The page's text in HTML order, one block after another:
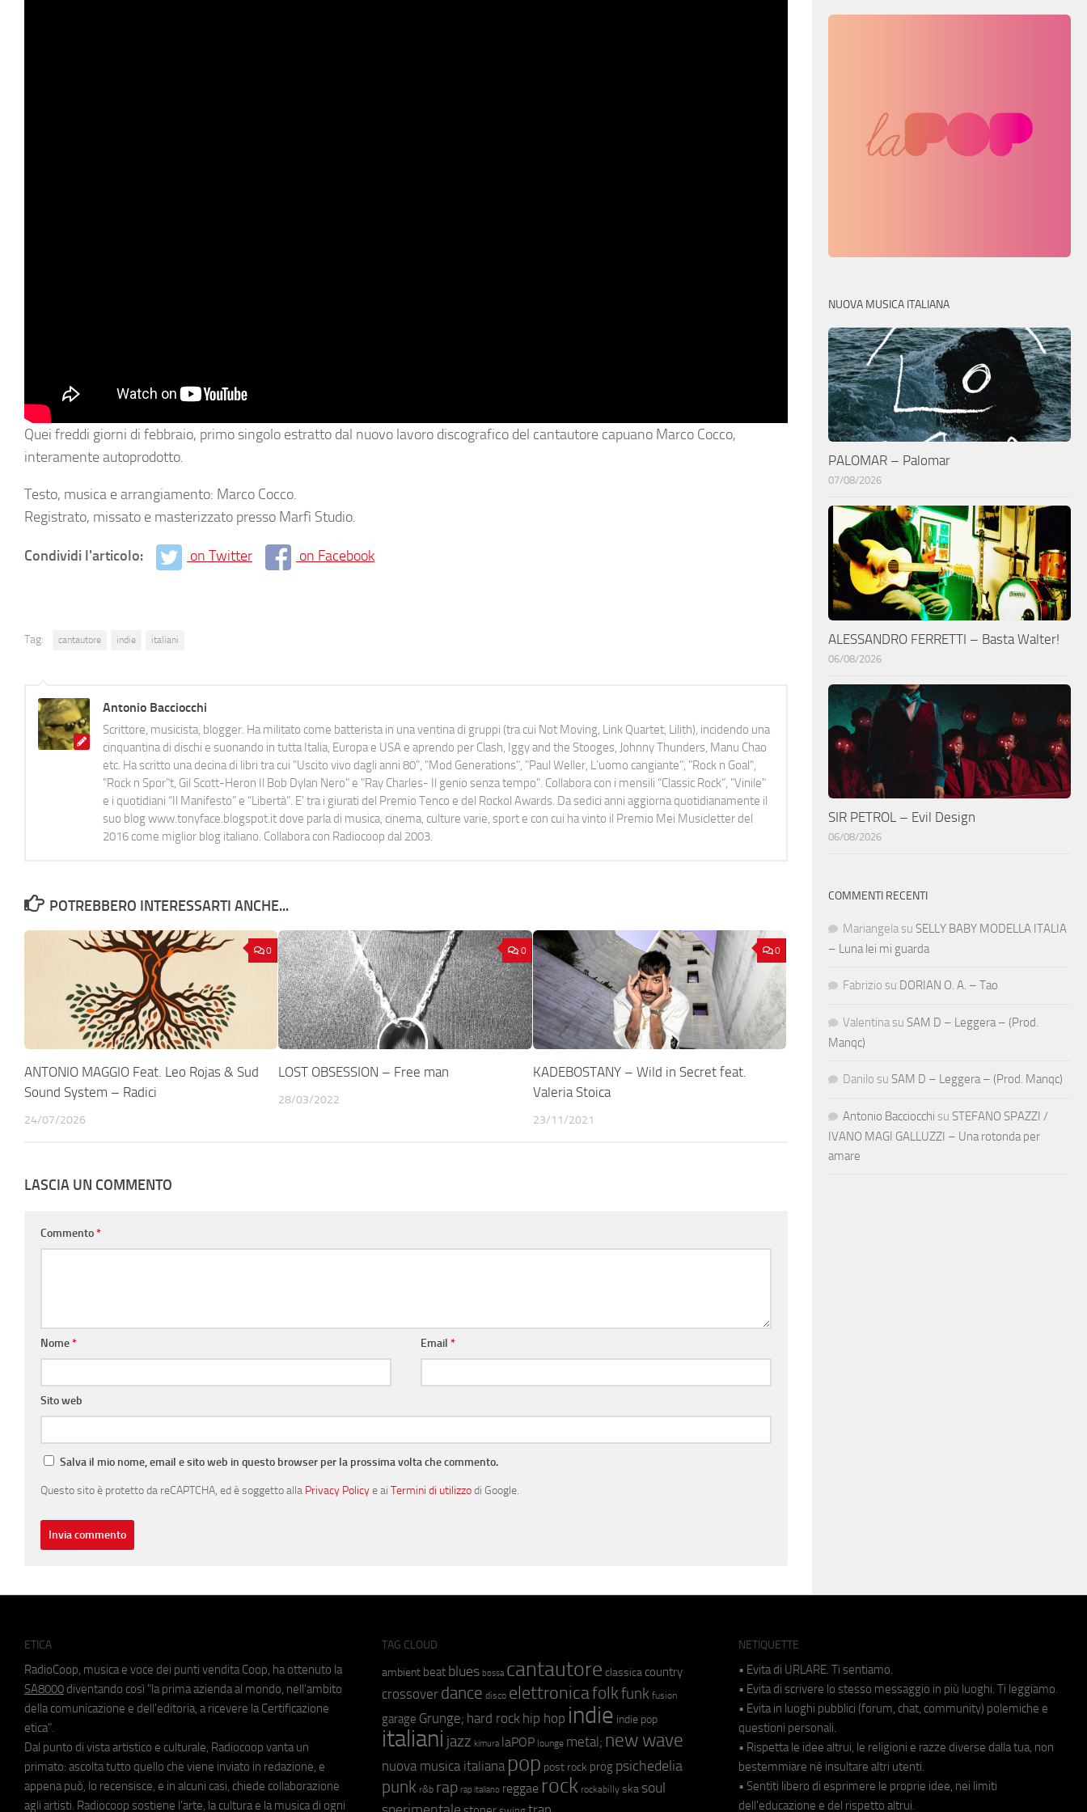
Quei freddi giorni di febbraio, primo singolo estratto dal nuovo lavoro discografico del cantautore capuano Marco Cocco,
interamente autoprodotto.
Testo, musica e arrangiamento: Marco Cocco.
Registrato, missato e masterizzato presso Marfì Studio.
Condividi l'articolo: on Twitter on Facebook
Tag: cantautore indie italiani
Antonio Bacciocchi
Scrittore, musicista, blogger. Ha militato come batterista in una ventina di gruppi (tra cui Not Moving, Link Quartet, Lilith), incidendo una
cinquantina di dischi e suonando in tutta Italia, Europa e USA e aprendo per Clash, Iggy and the Stooges, Johnny Thunders, Manu Chao
etc. Ha scritto una decina di libri tra cui "Uscito vivo dagli anni 80", "Mod Generations", "Paul Weller, L’uomo cangiante", "Rock n Goal",
"Rock n Spor"t, Gil Scott-Heron Il Bob Dylan Nero" e "Ray Charles- Il genio senza tempo". Collabora con i mensili “Classic Rock”, "Vinile"
e i quotidiani “Il Manifesto” e “Libertà”. E' tra i giurati del Premio Tenco e del Rockol Awards. Da sedici anni aggiorna quotidianamente il
suo blog www.tonyface.blogspot.it dove parla di musica, cinema, culture varie, sport e con cui ha vinto il Premio Mei Musicletter del
2016 come miglior blog italiano. Collabora con Radiocoop dal 2003.
POTREBBERO INTERESSARTI ANCHE...
0
ANTONIO MAGGIO Feat. Leo Rojas & Sud
Sound System – Radici
24/07/2026
0
LOST OBSESSION – Free man
28/03/2022
0
KADEBOSTANY – Wild in Secret feat.
Valeria Stoica
23/11/2021
LASCIA UN COMMENTO
Commento*
Nome* Email*
Sito web
Salva il mio nome, email e sito web in questo browser per la prossima volta che commento.
Questo sito è protetto da reCAPTCHA, ed è soggetto alla Privacy Policye ai Termini di utilizzodi Google.
NUOVA MUSICA ITALIANA
PALOMAR – Palomar
07/08/2026
ALESSANDRO FERRETTI – Basta Walter!
06/08/2026
SIR PETROL – Evil Design
06/08/2026
COMMENTI RECENTI
Mariangela su SELLY BABY MODELLA ITALIA
– Luna lei mi guarda
Fabrizio su DORIAN O. A. – Tao
Valentina su SAM D – Leggera – (Prod.
Manqc)
Danilo su SAM D – Leggera – (Prod. Manqc)
Antonio Bacciocchi su STEFANO SPAZZI /
IVANO MAGI GALLUZZI – Una rotonda per
amare
ETICA
RadioCoop, musica e voce dei punti vendita Coop, ha ottenuto la
SA8000 diventando così "la prima azienda al mondo, nell'ambito
della comunicazione e dell'editoria, a ricevere la Certificazione
etica".
Dal punto di vista artistico e culturale, Radiocoop vanta un
primato: ascolta tutto quello che viene inviato in redazione, e
appena può, lo recensisce, e in alcuni casi, chiede collaborazione
agli artisti. Radiocoop sostiene l'arte, la cultura e la musica di ogni
TAG CLOUD
ambient beat blues bossa cantautore classica country
crossover dance disco elettronicafolkfunk fusion
garage Grunge; hard rock hip hop indie indie pop
italiani jazz kimura laPOP lounge metal; new wave
nuova musica italiana pop post rock prog psichedelia
punk r&b rap rap italiano reggae rock rockabilly ska soul
NETIQUETTE
• Evita di URLARE. Ti sentiamo.
• Evita di scrivere lo stesso messaggio in più luoghi. Ti leggiamo.
• Evita in luoghi pubblici (forum, chat, community) polemiche e
questioni personali.
• Rispetta le idee altrui, le religioni e razze diverse dalla tua, non
bestemmiare né insultare altri utenti.
• Sentiti libero di esprimere le proprie idee, nei limiti
dell'educazione e del rispetto altrui.